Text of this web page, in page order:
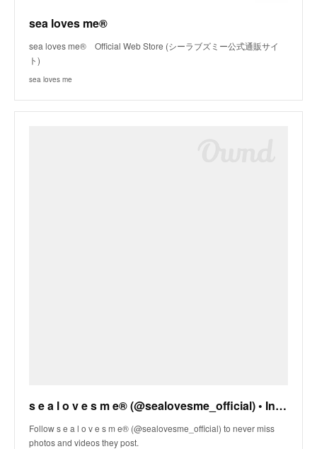
sea loves me®
sea loves me® Official Web Store (シーラブズミー公式通販サイ
ト)
sea loves me
s e a l o v e s m e®︎ (@sealovesme_official) • Instagram photos and videos
Follow s e a l o v e s m e®︎ (@sealovesme_official) to never miss
photos and videos they post.